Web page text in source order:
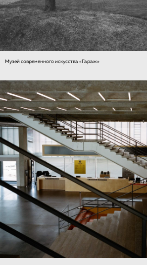
Музей современного искусства «Гараж»